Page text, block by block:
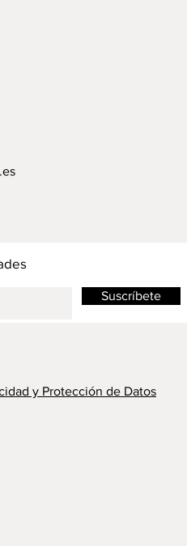
Suscríbete
y Protección de Datos